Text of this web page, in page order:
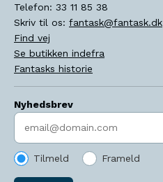
Telefon: 33 11 85 38
Skriv til os: fantask@fantask.dk
Find vej
Se butikken indefra
Fantasks historie
Nyhedsbrev
Indtast søgeord
Tilmeld Frameld